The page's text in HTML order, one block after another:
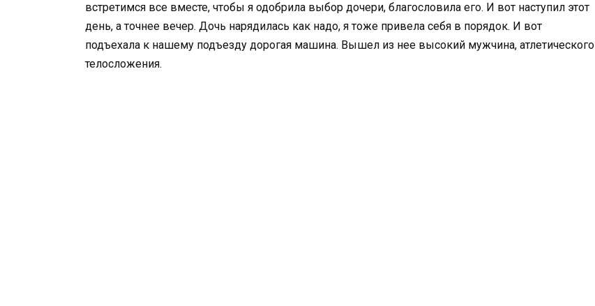
встретимся все вместе, чтобы я одобрила выбор дочери, благословила его. И вот наступил этот
день, а точнее вечер. Дочь нарядилась как надо, я тоже привела себя в порядок. И вот
подъехала к нашему подъезду дорогая машина. Вышел из нее высокий мужчина, атлетического
телосложения.